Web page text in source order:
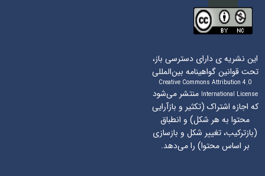
این نشریه ی دارای دسترسی باز،
تحت قوانین گواهینامه بین‌المللی
Creative Commons Attribution 4.0
International Licenseمنتشر می‌شود
که اجازه اشتراک (تکثیر و بازآرایی
محتوا به هر شکل) و انطباق
(بازترکیب، تغییر شکل و بازسازی
بر اساس محتوا) را می‌دهد.